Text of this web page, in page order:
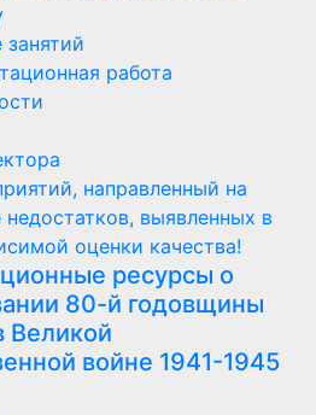
занятий
работа
направленный на
недостатков, выявленных в
оценки качества!
ресурсы о
80-й годовщины
Великой
войне 1941-1945